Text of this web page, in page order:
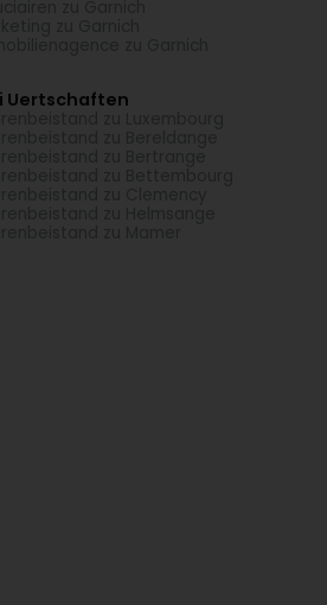
Uertschaften